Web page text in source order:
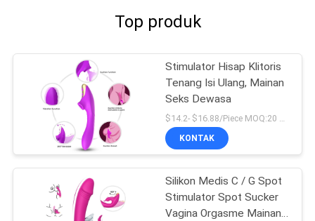
Top produk
Stimulator Hisap Klitoris
Tenang Isi Ulang, Mainan
Seks Dewasa
$14.2- $16.88/Piece MOQ:20 pcs
KONTAK
Silikon Medis C / G Spot
Stimulator Spot Sucker
Vagina Orgasme Mainan